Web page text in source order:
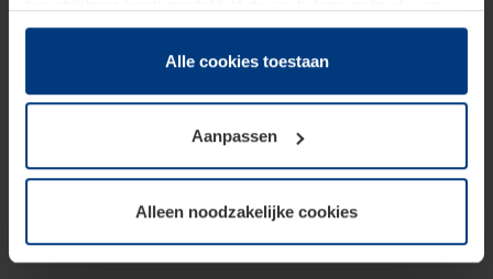
hun diensten hebben verzameld.
Juridisch hebben wij het recht om cookies op uw
van deze pagina's absoluut vereist is. Voor alle andere
soorten cookies is uw toestemming benodigd. Uw
toestemming kunt u op elk moment bij de uitleg van de
wijzigen of herroepen.
Alle cookies toestaan
Aanpassen
Alleen noodzakelijke cookies